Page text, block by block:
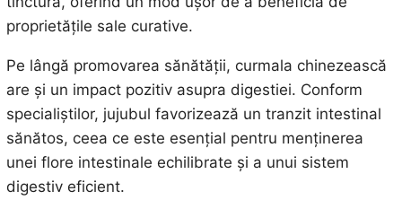
proprietățile sale curative.
Pe lângă promovarea sănătății, curmala chinezească
are și un impact pozitiv asupra digestiei. Conform
specialiștilor, jujubul favorizează un tranzit intestinal
sănătos, ceea ce este esențial pentru menținerea
unei flore intestinale echilibrate și a unui sistem
digestiv eficient.